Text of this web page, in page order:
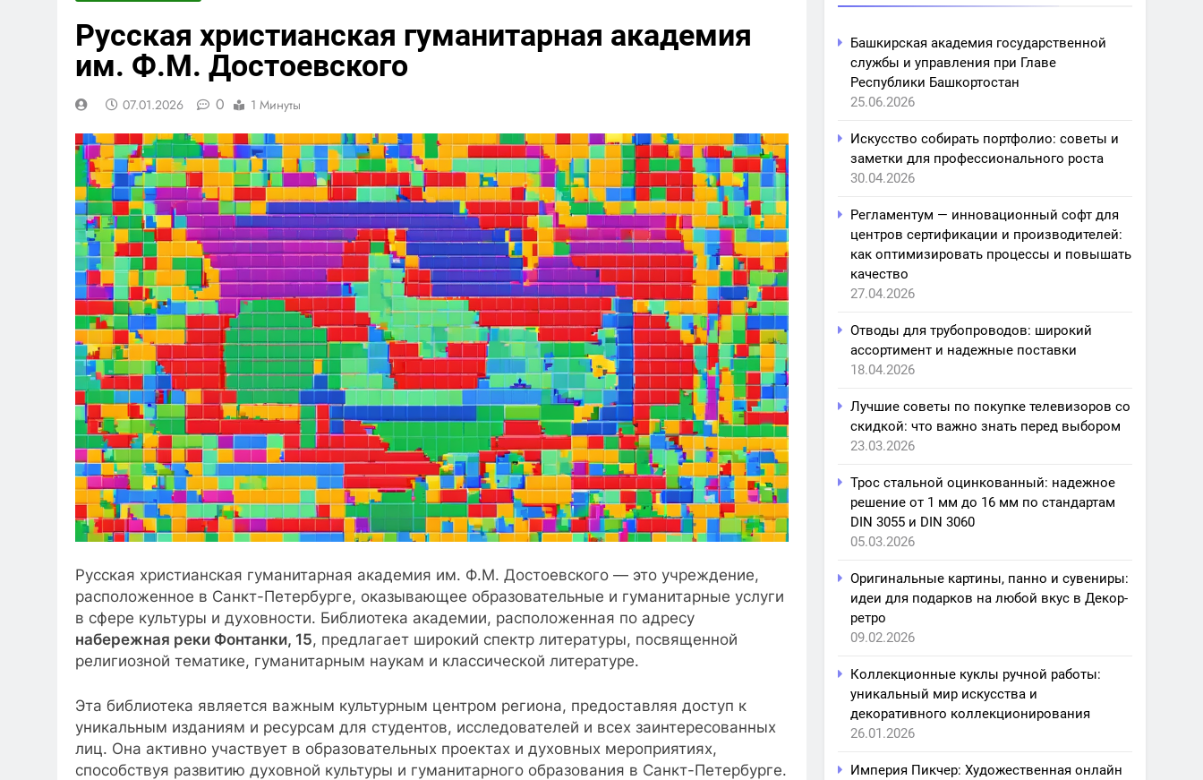
Русская христианская гуманитарная академия
им. Ф.М. Достоевского
07.01.2026 0 1 Минуты
Русская христианская гуманитарная академия им. Ф.М. Достоевского — это учреждение,
расположенное в Санкт-Петербурге, оказывающее образовательные и гуманитарные услуги
в сфере культуры и духовности. Библиотека академии, расположенная по адресу
набережная реки Фонтанки, 15, предлагает широкий спектр литературы, посвященной
религиозной тематике, гуманитарным наукам и классической литературе.
Эта библиотека является важным культурным центром региона, предоставляя доступ к
уникальным изданиям и ресурсам для студентов, исследователей и всех заинтересованных
лиц. Она активно участвует в образовательных проектах и духовных мероприятиях,
способствуя развитию духовной культуры и гуманитарного образования в Санкт-Петербурге.
Башкирская академия государственной
службы и управления при Главе
Республики Башкортостан
25.06.2026
Искусство собирать портфолио: советы и
заметки для профессионального роста
30.04.2026
Регламентум — инновационный софт для
центров сертификации и производителей:
как оптимизировать процессы и повышать
качество
27.04.2026
Отводы для трубопроводов: широкий
ассортимент и надежные поставки
18.04.2026
Лучшие советы по покупке телевизоров со
скидкой: что важно знать перед выбором
23.03.2026
Трос стальной оцинкованный: надежное
решение от 1 мм до 16 мм по стандартам
DIN 3055 и DIN 3060
05.03.2026
Оригинальные картины, панно и сувениры:
идеи для подарков на любой вкус в Декор-
ретро
09.02.2026
Коллекционные куклы ручной работы:
уникальный мир искусства и
декоративного коллекционирования
26.01.2026
Империя Пикчер: Художественная онлайн